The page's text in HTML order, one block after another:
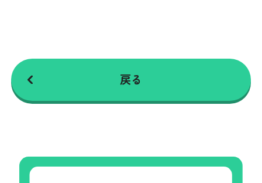
戻る